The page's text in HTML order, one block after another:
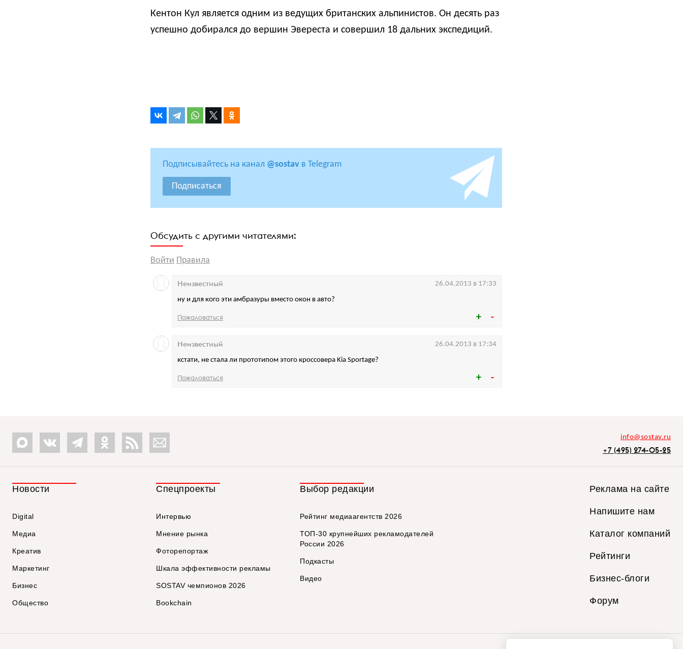
Кентон Кул является одним из ведущих британских альпинистов. Он десять раз
успешно добирался до вершин Эвереста и совершил 18 дальних экспедиций.
Подписывайтесь на канал @sostav в Telegram
Подписаться
Обсудить с другими читателями:
Войти Правила
ну и для кого эти амбразуры вместо окон в авто?
Неизвестный 26.04.2013 в 17:33
Пожаловаться
кстати, не стала ли прототипом этого кроссовера Kia Sportage?
Неизвестный 26.04.2013 в 17:34
Пожаловаться
info@sostav.ru
+7 (495) 274-05-25
Новости
Digital
Медиа
Креатив
Маркетинг
Бизнес
Общество
Спецпроекты
Интервью
Мнение рынка
Фоторепортаж
Шкала эффективности рекламы
SOSTAV чемпионов 2026
Bookchain
Выбор редакции
Рейтинг медиаагентств 2026
ТОП-30 крупнейших рекламодателей
России 2026
Подкасты
Видео
Реклама на сайте
Напишите нам
Каталог компаний
Рейтинги
Бизнес-блоги
Форум